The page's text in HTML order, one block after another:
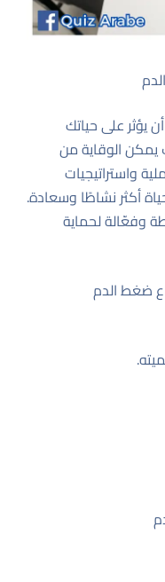
يؤثر على حياتك
يمكن الوقاية من
واستراتيجيات
أكثر نشاطًا وسعادة.
وفعّالة لحماية
ضغط الدم